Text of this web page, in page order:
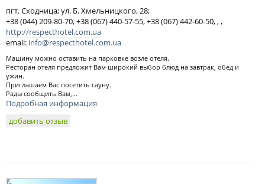
пгт. Сходница; ул. Б. Хмельницкого, 28;
+38 (044) 209-80-70, +38 (067) 440-57-55, +38 (067) 442-60-50, , ,
http://respecthotel.com.ua
email: info@respecthotel.com.ua
Машину можно оставить на парковке возле отеля.
Ресторан отеля предложит Вам широкий выбор блюд на завтрак, обед и
ужин.
Приглашаем Вас посетить сауну.
Рады сообщить Вам,...
Подробная информация
добавить отзыв